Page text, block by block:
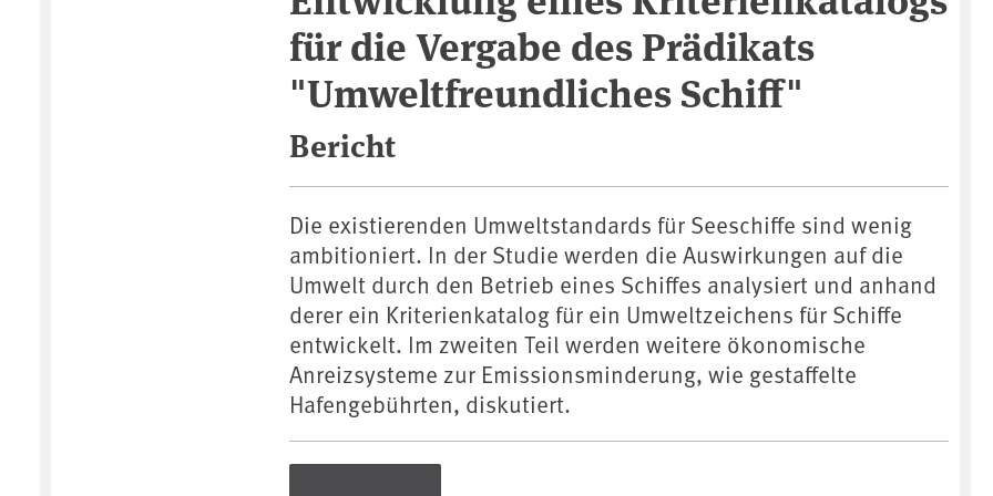
für die Vergabe des Prädikats
"Umweltfreundliches Schiff"
Bericht
Die existierenden Umweltstandards für Seeschiffe sind wenig
ambitioniert. In der Studie werden die Auswirkungen auf die
Umwelt durch den Betrieb eines Schiffes analysiert und anhand
derer ein Kriterienkatalog für ein Umweltzeichens für Schiffe
entwickelt. Im zweiten Teil werden weitere ökonomische
Anreizsysteme zur Emissionsminderung, wie gestaffelte
Hafengebührten, diskutiert.